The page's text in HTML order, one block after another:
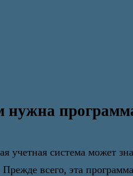
нужна
учетная система может
Прежде всего, эта